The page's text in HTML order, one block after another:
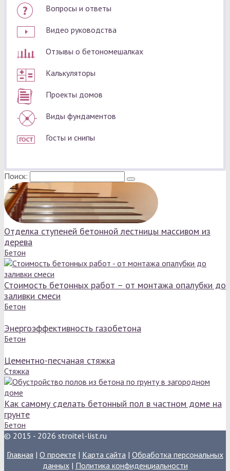
Вопросы и ответы
Видео руководства
Отзывы о бетономешалках
Калькуляторы
Проекты домов
Виды фундаментов
Госты и снипы
Поиск:
Отделка ступеней бетонной лестницы массивом из
дерева
Бетон
Стоимость бетонных работ – от монтажа опалубки до
заливки смеси
Бетон
Энергоэффективность газобетона
Бетон
Цементно-песчаная стяжка
Стяжка
Как самому сделать бетонный пол в частном доме на
грунте
Бетон
© 2015 - 2026 stroitel-list.ru
Главная | О проекте | Карта сайта | Обработка персональных
данных| Политика конфиденциальности